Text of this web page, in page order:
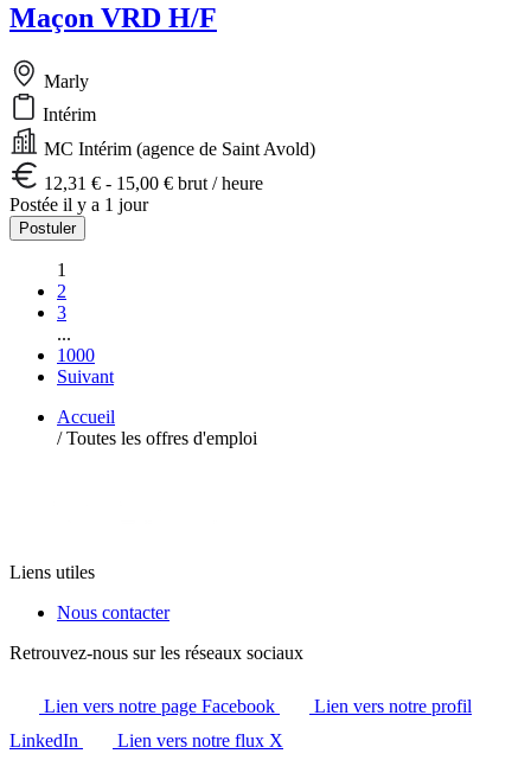
Maçon VRD H/F
Marly
Intérim
MC Intérim (agence de Saint Avold)
12,31 € - 15,00 € brut / heure
Postée il y a 1 jour
Postuler
1
2
3
...
1000
Suivant
Accueil
/ Toutes les offres d'emploi
Liens utiles
Nous contacter
Retrouvez-nous sur les réseaux sociaux
Lien vers notre page Facebook
Lien vers notre profil
LinkedIn
Lien vers notre flux X